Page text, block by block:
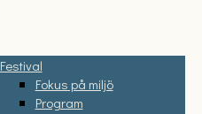
Festival
Fokus på miljö
Program